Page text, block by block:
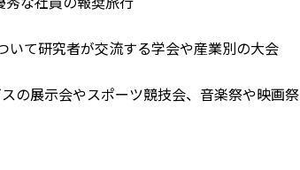
いて研究者が交流する学会や産業別の大会
の展示会やスポーツ競技会、音楽祭や映画祭